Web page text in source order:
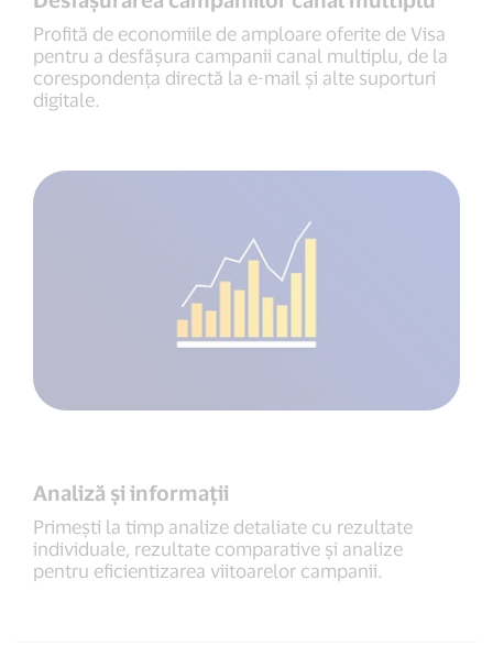
Profită de economiile de amploare oferite de Visa
pentru a desfășura campanii canal multiplu, de la
corespondența directă la e-mail și alte suporturi
digitale.
Analiză și informații
Primești la timp analize detaliate cu rezultate
individuale, rezultate comparative și analize
pentru eficientizarea viitoarelor campanii.